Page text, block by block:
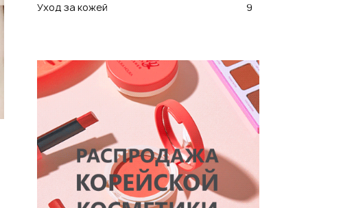
Уход за кожей
9